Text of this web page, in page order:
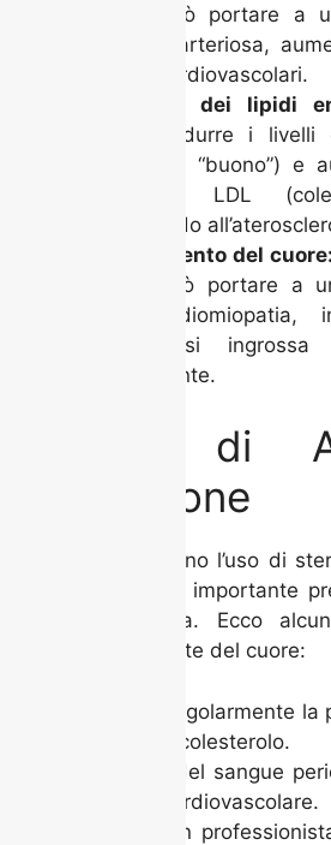
steroidi può portare a
pressione arteriosa,
malattie cardiovascolari.
Alterazioni dei lipidi
possono ridurre i livelli
(colesterolo “buono”) e
colesterolo LDL
contribuendo
Ingrossamento del cuore:
steroidi può portare a
come
cardiaco si
correttamente.
Segnali di
Prevenzione
Se stai considerano l’uso di
hai già iniziato, è importante
segnali di allerta. Ecco
mantenere la salute del cuore:
Controlla regolarmente
e i livelli di colesterolo.
Fai esami del sangue
la salute cardiovascolare.
Consulta un